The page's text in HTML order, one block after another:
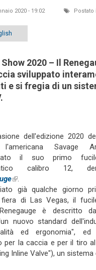
2020 - 19:02 Postato
Show 2020 – Il
sviluppato
e si fregia di un
dell'edizione 2020
l'americana Savage
il suo primo
calibro 12,
(link is external)
.
già qualche giorno
fiera di Las Vegas, il
è descritto
nuovo standard
ed ergonomia",
per la caccia e per il tiro al
Inline Valve"), un